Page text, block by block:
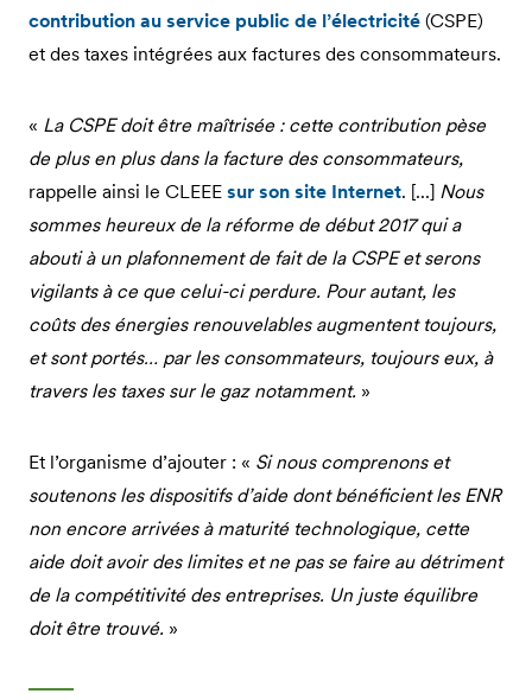
contribution au service public de l’électricité (CSPE)
et des taxes intégrées aux factures des consommateurs.
« La CSPE doit être maîtrisée : cette contribution pèse
de plus en plus dans la facture des consommateurs,
rappelle ainsi le CLEEE sur son site Internet. [...] Nous
sommes heureux de la réforme de début 2017 qui a
abouti à un plafonnement de fait de la CSPE et serons
vigilants à ce que celui-ci perdure. Pour autant, les
coûts des énergies renouvelables augmentent toujours,
et sont portés… par les consommateurs, toujours eux, à
travers les taxes sur le gaz notamment. »
Et l’organisme d’ajouter : « Si nous comprenons et
soutenons les dispositifs d’aide dont bénéficient les ENR
non encore arrivées à maturité technologique, cette
aide doit avoir des limites et ne pas se faire au détriment
de la compétitivité des entreprises. Un juste équilibre
doit être trouvé. »